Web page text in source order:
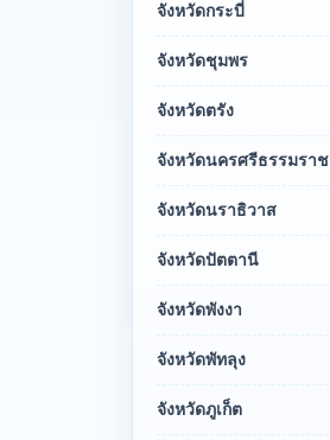
จังหวัดกระบี่
จังหวัดชุมพร
จังหวัดตรัง
จังหวัดนครศรีธรรมราช
จังหวัดนราธิวาส
จังหวัดปัตตานี
จังหวัดพังงา
จังหวัดพัทลุง
จังหวัดภูเก็ต